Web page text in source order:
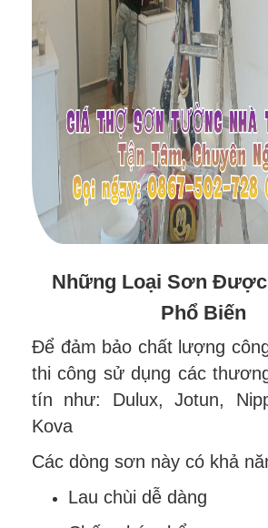
Những Loại Sơn
Phổ Biến
Để đảm bảo chất lượng
thi công sử dụng các
tín như: Dulux, Jotun,
Kova
Các dòng sơn này có khả
Lau chùi dễ dàng